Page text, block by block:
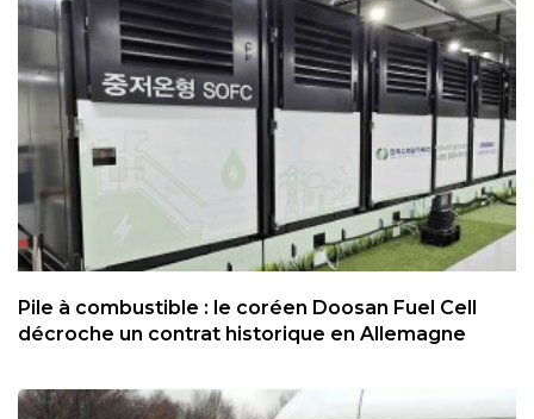
Pile à combustible : le coréen Doosan Fuel Cell
décroche un contrat historique en Allemagne